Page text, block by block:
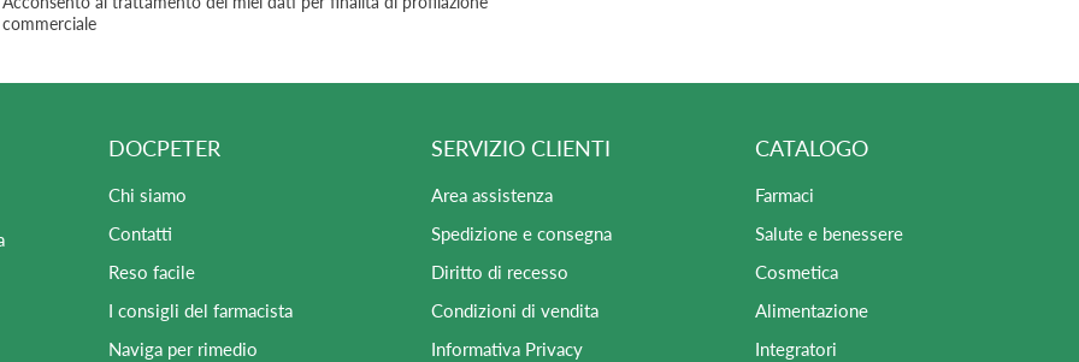
commerciale
DOCPETER
Chi siamo
Contatti
Reso facile
I consigli del farmacista
Naviga per rimedio
SERVIZIO CLIENTI
Area assistenza
Spedizione e consegna
Diritto di recesso
Condizioni di vendita
Informativa Privacy
CATALOGO
Farmaci
Salute e benessere
Cosmetica
Alimentazione
Integratori